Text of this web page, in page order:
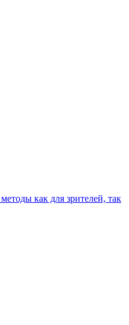
как для зрителей, так